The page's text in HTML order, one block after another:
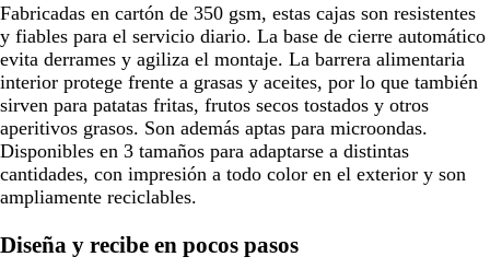
Fabricadas en cartón de 350 gsm, estas cajas son resistentes
y fiables para el servicio diario. La base de cierre automático
evita derrames y agiliza el montaje. La barrera alimentaria
interior protege frente a grasas y aceites, por lo que también
sirven para patatas fritas, frutos secos tostados y otros
aperitivos grasos. Son además aptas para microondas.
Disponibles en 3 tamaños para adaptarse a distintas
cantidades, con impresión a todo color en el exterior y son
ampliamente reciclables.
Diseña y recibe en pocos pasos